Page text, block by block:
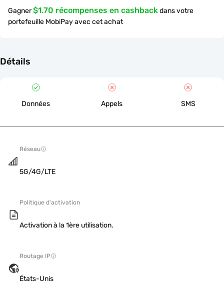
Gagner$1.70 récompenses en cashbackdans votre
portefeuille MobiPay avec cet achat
Détails
Données Appels SMS
Réseau
5G/4G/LTE
Politique d'activation
Activation à la 1ère utilisation.
Routage IP
États-Unis